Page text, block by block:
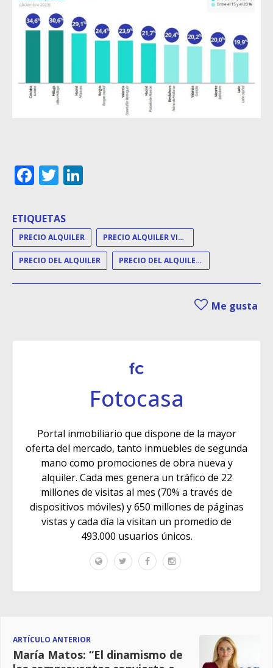
Facebook
Twitter
ETIQUETAS
PRECIO ALQUILER PRECIO ALQUILER VIVIENDA
PRECIO DEL ALQUILER PRECIO DEL ALQUILER DE VIVIENDA
Me gusta
Fotocasa
Portal inmobiliario que dispone de la mayor
oferta del mercado, tanto inmuebles de segunda
mano como promociones de obra nueva y
alquiler. Cada mes genera un tráfico de 22
millones de visitas al mes (70% a través de
dispositivos móviles) y 650 millones de páginas
vistas y cada día la visitan un promedio de
493.000 usuarios únicos.
ARTÍCULO ANTERIOR
María Matos: “El dinamismo de